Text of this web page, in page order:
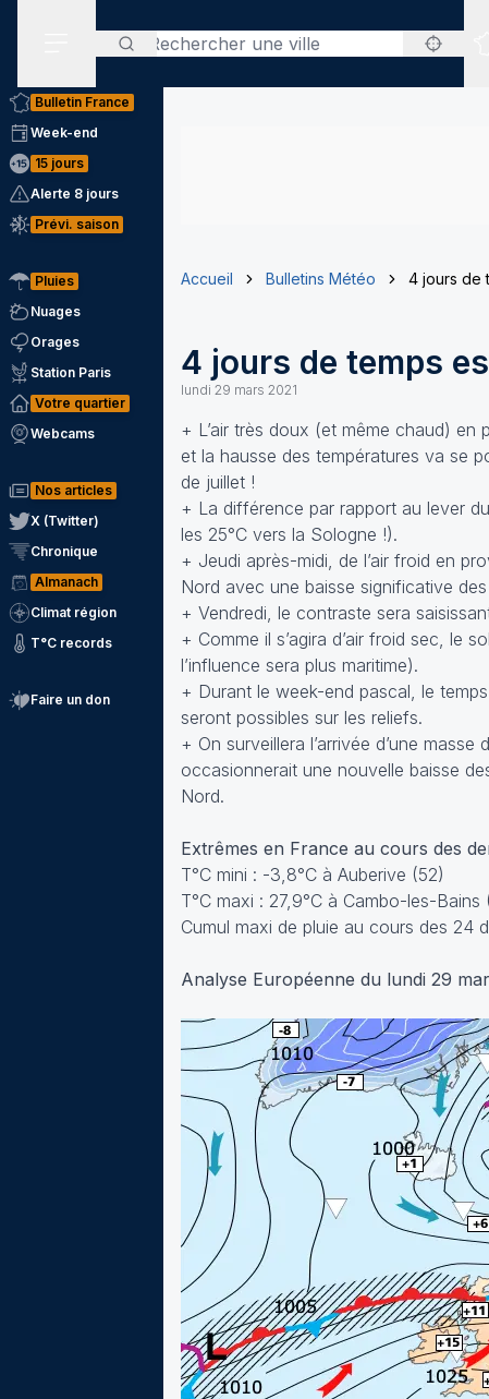
Rechercher
Bulletin France
Week-end
15 jours
Alerte 8 jours
Prévi. saison
Pluies
Nuages
Orages
Station Paris
Votre quartier
Webcams
Nos articles
X (Twitter)
Chronique
Almanach
Climat région
T°C records
Faire un don
Accueil Bulletins Météo 4 jours de
4 jours de temps
lundi 29 mars 2021
+ L’air très doux (et même chaud) en
et la hausse des températures va se
de juillet !
+ La différence par rapport au lever
les 25°C vers la Sologne !).
+ Jeudi après-midi, de l’air froid en
Nord avec une baisse significative
+ Vendredi, le contraste sera
+ Comme il s’agira d’air froid sec, le
l’influence sera plus maritime).
+ Durant le week-end pascal, le
seront possibles sur les reliefs.
+ On surveillera l’arrivée d’une
occasionnerait une nouvelle baisse
Nord.
Extrêmes en France au cours des
T°C mini : -3,8°C à Auberive (52)
T°C maxi : 27,9°C à Cambo-les-Bains
Cumul maxi de pluie au cours des 24
Analyse Européenne du lundi 29